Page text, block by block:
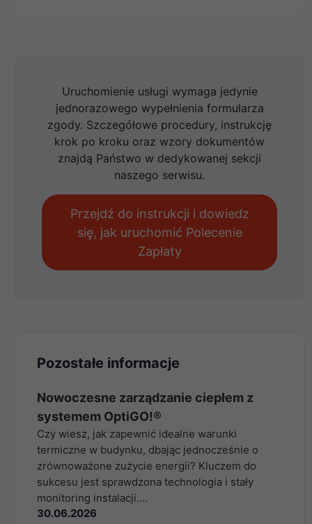
Uruchomienie usługi wymaga jedynie
jednorazowego wypełnienia formularza
zgody. Szczegółowe procedury, instrukcję
krok po kroku oraz wzory dokumentów
znajdą Państwo w dedykowanej sekcji
naszego serwisu.
Przejdź do instrukcji i dowiedz
się, jak uruchomić Polecenie
Zapłaty
Pozostałe informacje
Nowoczesne zarządzanie ciepłem z
systemem OptiGO!®
Czy wiesz, jak zapewnić idealne warunki
termiczne w budynku, dbając jednocześnie o
zrównoważone zużycie energii? Kluczem do
sukcesu jest sprawdzona technologia i stały
monitoring instalacji.…
30.06.2026